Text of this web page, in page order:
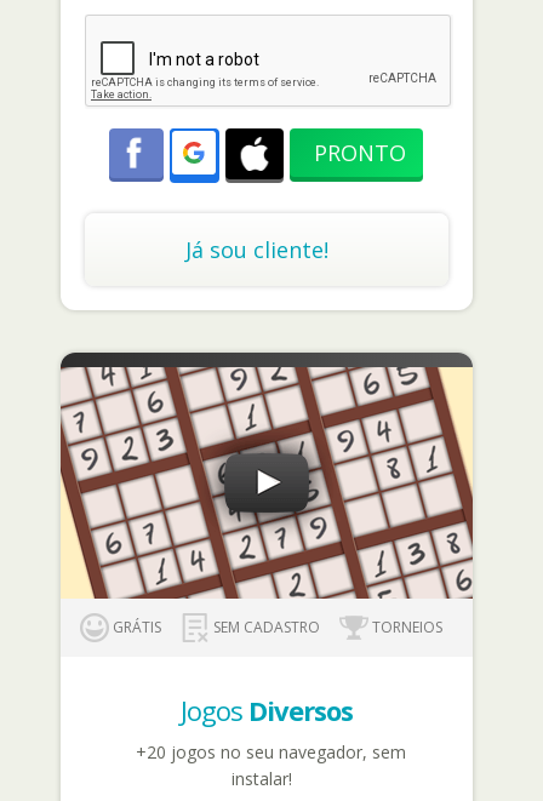
Já sou cliente!
GRÁTIS SEM CADASTRO TORNEIOS
Jogos Diversos
+20 jogos no seu navegador, sem
instalar!